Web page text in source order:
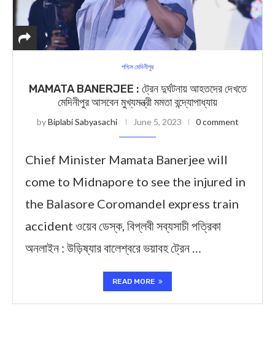
পশ্চিম মেদিনীপুর
MAMATA BANERJEE : ট্রেন দুর্ঘটনায় আহতদের দেখতে
মেদিনীপুর আসবেন মুখ্যমন্ত্রী মমতা বন্দ্যোপাধ্যায়
byBiplabi Sabyasachi June 5, 2023 0 comment
Chief Minister Mamata Banerjee will
come to Midnapore to see the injured in
the Balasore Coromandel express train
accident ওয়েব ডেস্ক, বিপ্লবী সব্যসাচী পত্রিকা
অনলাইন : উড়িষ্যার বালেশ্বরে ভয়াবহ ট্রেন …
READ MORE